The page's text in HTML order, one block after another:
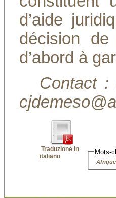
d’aide
décision
d’abord à
Contact :
Traduzione in
italiano
Mots-
Afrique